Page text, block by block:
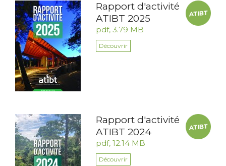
Rapport d'activité
ATIBT 2025
pdf, 3.79 MB
Découvrir
Rapport d'activité
ATIBT 2024
pdf, 12.14 MB
Découvrir